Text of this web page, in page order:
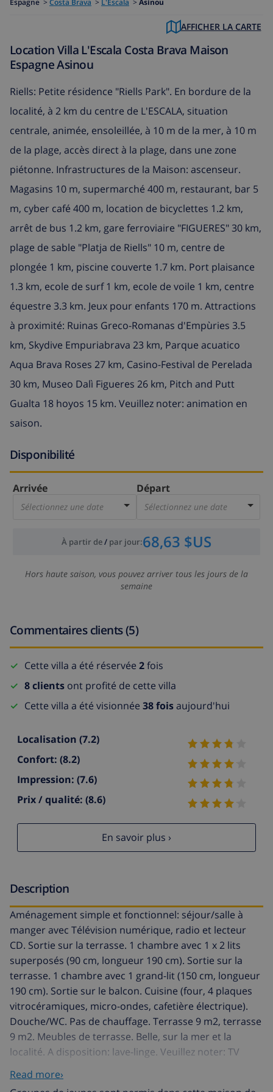
Espagne > Costa Brava > L'Escala > Asinou
AFFICHER LA CARTE
Location Villa L'Escala Costa Brava Maison
Espagne Asinou
Riells: Petite résidence "Riells Park". En bordure de la
localité, à 2 km du centre de L'ESCALA, situation
centrale, animée, ensoleillée, à 10 m de la mer, à 10 m
de la plage, accès direct à la plage, dans une zone
piétonne. Infrastructures de la Maison: ascenseur.
Magasins 10 m, supermarché 400 m, restaurant, bar 5
m, cyber café 400 m, location de bicyclettes 1.2 km,
arrêt de bus 1.2 km, gare ferroviaire "FIGUERES" 30 km,
plage de sable "Platja de Riells" 10 m, centre de
plongée 1 km, piscine couverte 1.7 km. Port plaisance
1.3 km, ecole de surf 1 km, ecole de voile 1 km, centre
équestre 3.3 km. Jeux pour enfants 170 m. Attractions
à proximité: Ruinas Greco-Romanas d'Empùries 3.5
km, Skydive Empuriabrava 23 km, Parque acuatico
Aqua Brava Roses 27 km, Casino-Festival de Perelada
30 km, Museo Dalì Figueres 26 km, Pitch and Putt
Gualta 18 hoyos 15 km. Veuillez noter: animation en
saison.
Disponibilité
Arrivée
Sélectionnez une date
Départ
Sélectionnez une date
À partir de/ par jour:68,63 $US
Hors haute saison, vous pouvez arriver tous les jours de la
semaine
Commentaires clients (5)
Cette villa a été réservée 2fois
8 clients ont profité de cette villa
Cette villa a été visionnée 38 foisaujourd'hui
Localisation (7.2)
Confort: (8.2)
Impression: (7.6)
Prix / qualité: (8.6)
En savoir plus ›
Description
Aménagement simple et fonctionnel: séjour/salle à
manger avec Télévision numérique, radio et lecteur
CD. Sortie sur la terrasse. 1 chambre avec 1 x 2 lits
superposés (90 cm, longueur 190 cm). Sortie sur la
terrasse. 1 chambre avec 1 grand-lit (150 cm, longueur
190 cm). Sortie sur le balcon. Cuisine (four, 4 plaques
vitrocéramiques, micro-ondes, cafetière électrique).
Douche/WC. Pas de chauffage. Terrasse 9 m2, terrasse
9 m2. Meubles de terrasse. Belle, sur la mer et la
localité. A disposition: lave-linge. Veuillez noter: TV
ESFCTU00001701000005397500000000000000HUTG-
Read more›